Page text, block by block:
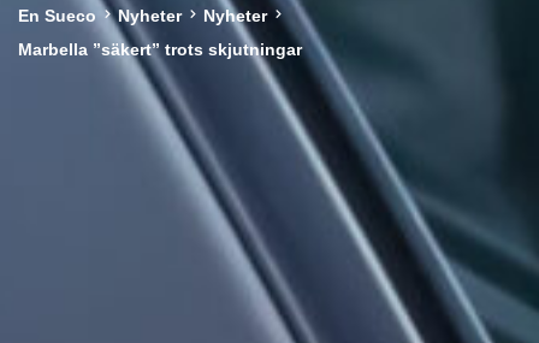
En Sueco Nyheter
Nyheter
Marbella ”säkert” trots skjutningar